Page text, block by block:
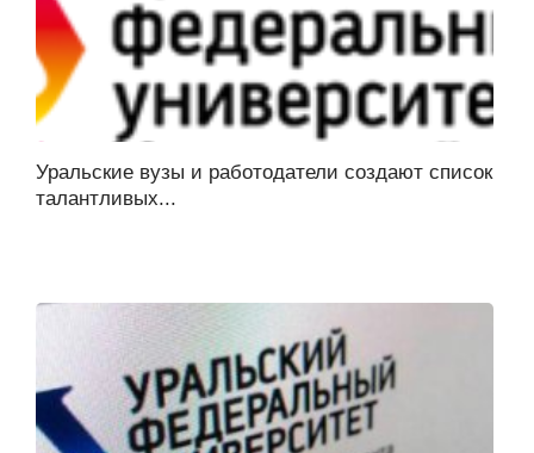
Уральские вузы и работодатели создают список
талантливых...